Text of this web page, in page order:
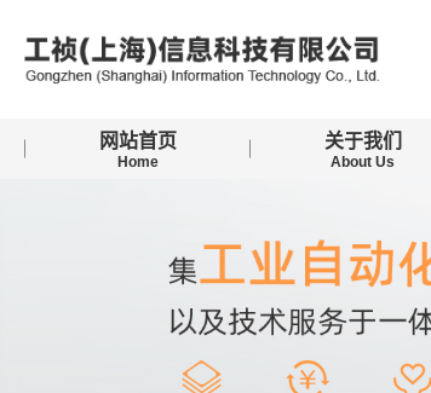
网站首页
Home
关于我们
About Us